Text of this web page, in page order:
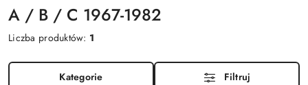
A / B / C 1967-1982
Liczba produktów: 1
Kategorie Filtruj